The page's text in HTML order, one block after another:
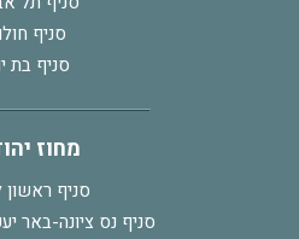
סניף
סניף בת
מחוז
סניף ראשון
סניף נס ציונה-באר